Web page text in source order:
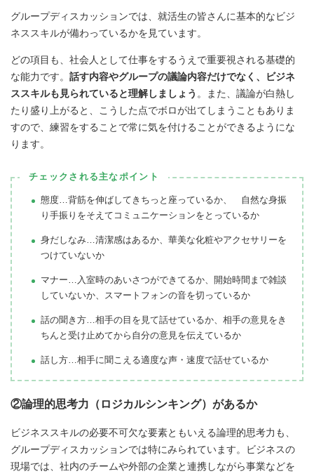
グループディスカッションでは、就活生の皆さんに基本的なビジ
ネススキルが備わっているかを見ています。
どの項目も、社会人として仕事をするうえで重要視される基礎的
な能力です。 話す内容やグループの議論内容だけでなく、ビジネ
ススキルも見られていると理解しましょう 。また、議論が白熱し
たり盛り上がると、こうした点でボロが出てしまうこともありま
すので、練習をすることで常に気を付けることができるようにな
ります。
チェックされる主なポイント
態度…背筋を伸ばしてきちっと座っているか、 自然な身振
り手振りをそえてコミュニケーションをとっているか
身だしなみ…清潔感はあるか、華美な化粧やアクセサリーを
つけていないか
マナー…入室時のあいさつができてるか、開始時間まで雑談
していないか、スマートフォンの音を切っているか
話の聞き方…相手の目を見て話せているか、相手の意見をき
ちんと受け止めてから自分の意見を伝えているか
話し方…相手に聞こえる適度な声・速度で話せているか
②論理的思考力（ロジカルシンキング）があるか
ビジネススキルの必要不可欠な要素ともいえる論理的思考力も、
グループディスカッションでは特にみられています。ビジネスの
現場では、社内のチームや外部の企業と連携しながら事業などを